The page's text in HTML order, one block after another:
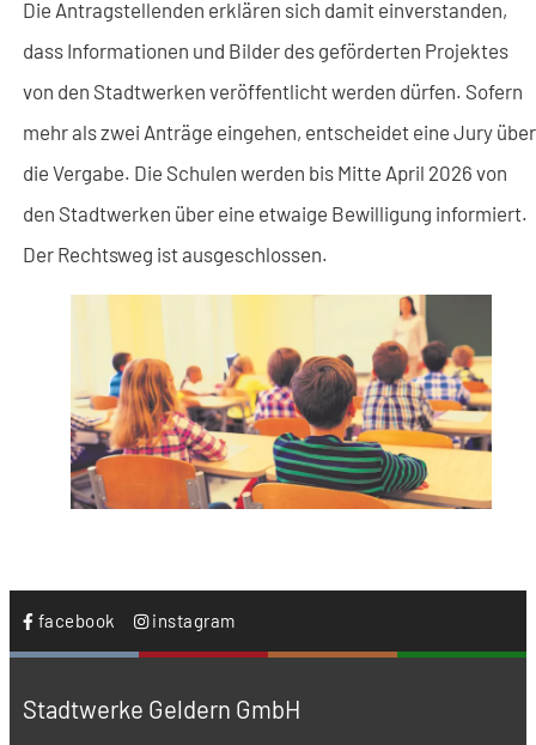
Die Antragstellenden erklären sich damit einverstanden,
dass Informationen und Bilder des geförderten Projektes
von den Stadtwerken veröffentlicht werden dürfen. Sofern
mehr als zwei Anträge eingehen, entscheidet eine Jury über
die Vergabe. Die Schulen werden bis Mitte April 2026 von
den Stadtwerken über eine etwaige Bewilligung informiert.
Der Rechtsweg ist ausgeschlossen.
facebook instagram
Stadtwerke Geldern GmbH